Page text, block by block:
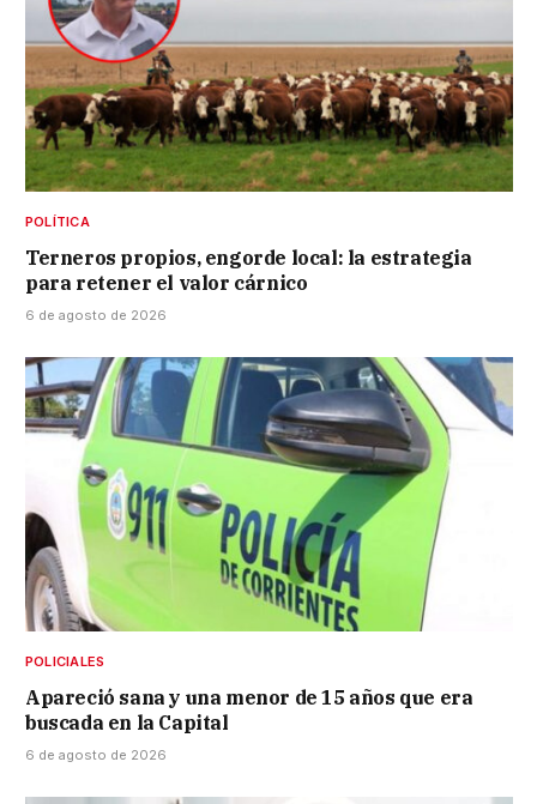
POLÍTICA
Terneros propios, engorde local: la estrategia
para retener el valor cárnico
6 de agosto de 2026
POLICIALES
Apareció sana y una menor de 15 años que era
buscada en la Capital
6 de agosto de 2026